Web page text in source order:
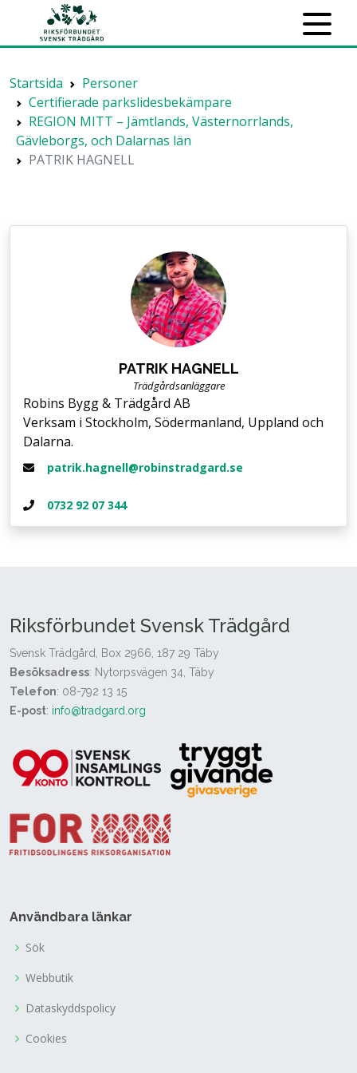
Startsida
Personer
Certifierade parkslidesbekämpare
REGION MITT – Jämtlands, Västernorrlands,
Gävleborgs, och Dalarnas län
PATRIK HAGNELL
PATRIK HAGNELL
Trädgårdsanläggare
Robins Bygg & Trädgård AB
Verksam i Stockholm, Södermanland, Uppland och
Dalarna.
patrik.hagnell@robinstradgard.se
0732 92 07 344
Riksförbundet Svensk Trädgård
Svensk Trädgård, Box 2966, 187 29 Täby
Besöksadress: Nytorpsvägen 34, Täby
Telefon: 08-792 13 15
E-post: info@tradgard.org
Användbara länkar
Sök
Webbutik
Dataskyddspolicy
Cookies